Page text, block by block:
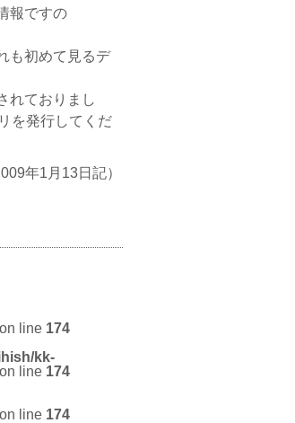
報ですの
も初めて見るデ
れておりまし
を発行してくだ
年1月13日記）
on line 174
kk-
on line 174
on line 174